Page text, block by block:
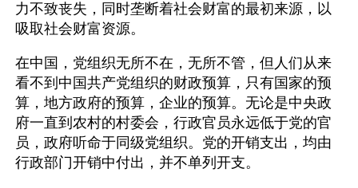
力不致丧失，同时垄断着社会财富的最初来源，以
吸取社会财富资源。
在中国，党组织无所不在，无所不管，但人们从来
看不到中国共产党组织的财政预算，只有国家的预
算，地方政府的预算，企业的预算。无论是中央政
府一直到农村的村委会，行政官员永远低于党的官
员，政府听命于同级党组织。党的开销支出，均由
行政部门开销中付出，并不单列开支。